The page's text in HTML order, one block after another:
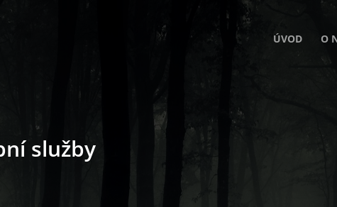
ÚVOD O
služby